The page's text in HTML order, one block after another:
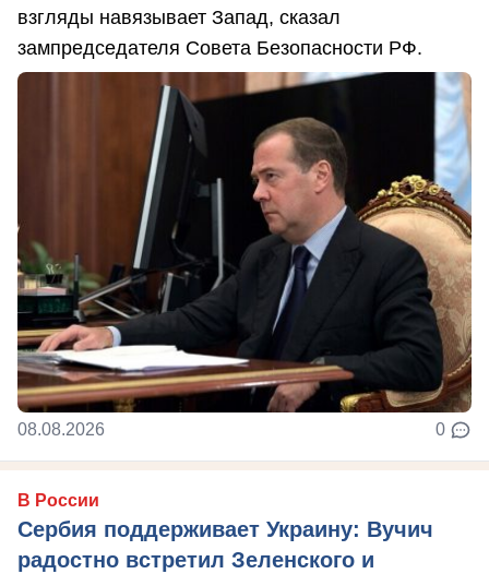
взгляды навязывает Запад, сказал
зампредседателя Совета Безопасности РФ.
08.08.2026 0
В России
Сербия поддерживает Украину: Вучич
радостно встретил Зеленского и